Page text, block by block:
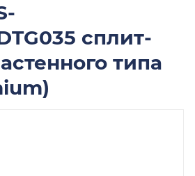
cплит-
типа